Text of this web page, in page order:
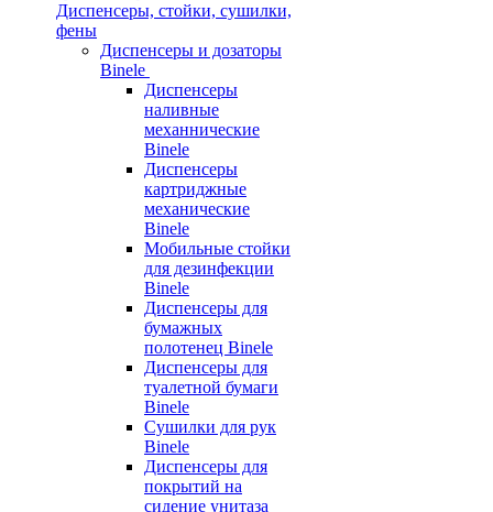
Диспенсеры, стойки, сушилки,
фены
Диспенсеры и дозаторы
Binele
Диспенсеры
наливные
механнические
Binele
Диспенсеры
картриджные
механические
Binele
Мобильные стойки
для дезинфекции
Binele
Диспенсеры для
бумажных
полотенец Binele
Диспенсеры для
туалетной бумаги
Binele
Сушилки для рук
Binele
Диспенсеры для
покрытий на
сидение унитаза